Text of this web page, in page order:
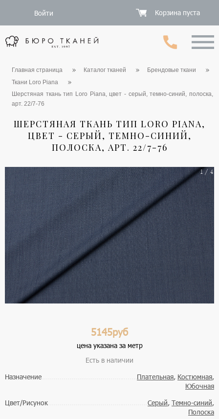
Войти Корзина пуста
Главная страница Каталог тканей
Брендовые ткани
Ткани Loro Piana
Шерстяная ткань тип Loro Piana, цвет - серый, темно-синий, полоска,
арт. 22/7-76
ШЕРСТЯНАЯ ТКАНЬ ТИП LORO PIANA,
ЦВЕТ - СЕРЫЙ, ТЕМНО-СИНИЙ,
ПОЛОСКА, АРТ. 22/7-76
1 / 4
5145руб
цена указана за метр
Есть в наличии
Назначение
Плательная, Костюмная,
Юбочная
Цвет/Рисунок
Серый, Темно-синий,
Полоска